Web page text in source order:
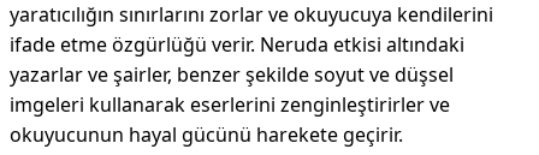
yaratıcılığın sınırlarını zorlar ve okuyucuya kendilerini
ifade etme özgürlüğü verir. Neruda etkisi altındaki
yazarlar ve şairler, benzer şekilde soyut ve düşsel
imgeleri kullanarak eserlerini zenginleştirirler ve
okuyucunun hayal gücünü harekete geçirir.